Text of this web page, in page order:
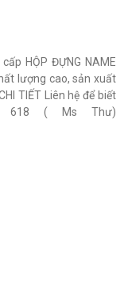
HỘP ĐỰNG NAME
lượng cao, sản xuất
TIẾT Liên hệ để biết
618 ( Ms Thư)